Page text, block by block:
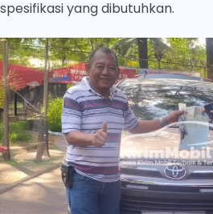
spesifikasi yang dibutuhkan.